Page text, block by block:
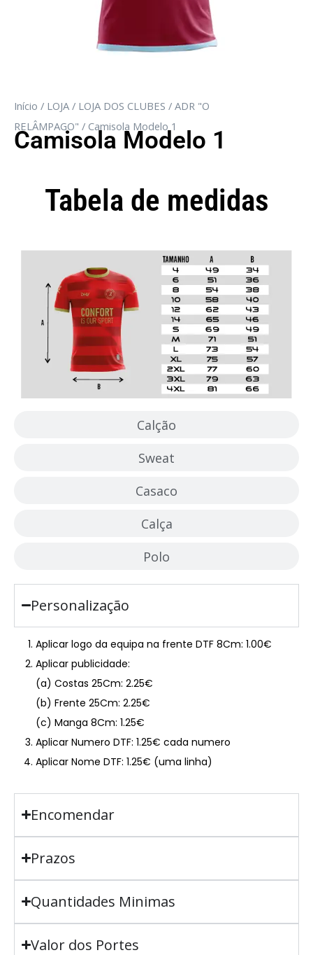
Início / LOJA / LOJA DOS CLUBES / ADR "O
RELÂMPAGO" / Camisola Modelo 1
Camisola Modelo 1
Tabela de medidas
Calção
Sweat
Casaco
Calça
Polo
Personalização
Aplicar logo da equipa na frente DTF 8Cm: 1.00€
Aplicar publicidade:
(a) Costas 25Cm: 2.25€
(b) Frente 25Cm: 2.25€
(c) Manga 8Cm: 1.25€
Aplicar Numero DTF: 1.25€ cada numero
Aplicar Nome DTF: 1.25€ (uma linha)
Encomendar
Prazos
Quantidades Minimas
Valor dos Portes